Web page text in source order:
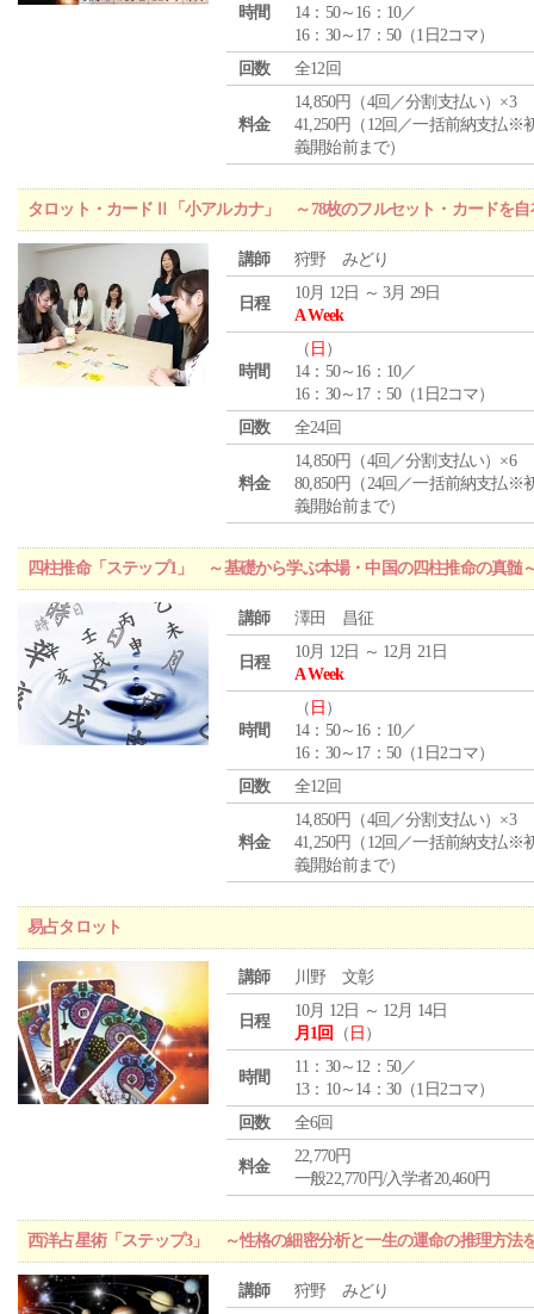
時間
14：50～16：10／
16：30～17：50（1日2コマ）
回数
全12回
料金
14,850円（4回／分割支払い）×3
41,250円（12回／一括前納支払※
義開始前まで）
タロット・カードⅡ「小アルカナ」 ～78枚のフルセット・カードを自
講師 狩野 みどり
日程
10月 12日 ～ 3月 29日
A Week
時間
（ 日 ）
14：50～16：10／
16：30～17：50（1日2コマ）
回数
全24回
料金
14,850円（4回／分割支払い）×6
80,850円（24回／一括前納支払※
義開始前まで）
四柱推命「ステップ1」 ～基礎から学ぶ本場・中国の四柱推命の真髄
講師 澤田 昌征
日程
10月 12日 ～ 12月 21日
A Week
時間
（ 日 ）
14：50～16：10／
16：30～17：50（1日2コマ）
回数
全12回
料金
14,850円（4回／分割支払い）×3
41,250円（12回／一括前納支払※
義開始前まで）
易占タロット
講師 川野 文彰
日程
10月 12日 ～ 12月 14日
月1回
（ 日 ）
時間
11：30～12：50／
13：10～14：30（1日2コマ）
回数
全6回
料金
22,770円
一般22,770円/入学者20,460円
西洋占星術「ステップ3」 ～性格の細密分析と一生の運命の推理方法
講師 狩野 みどり